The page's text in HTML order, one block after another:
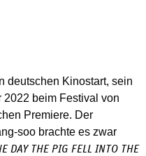
deutschen Kinostart, sein
2022 beim Festival von
Premiere. Der
soo brachte es zwar
DAY THE PIG FELL INTO THE